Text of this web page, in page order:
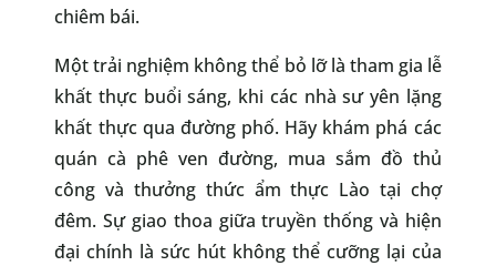
chiêm bái.
Một trải nghiệm không thể bỏ lỡ là tham gia lễ
khất thực buổi sáng, khi các nhà sư yên lặng
khất thực qua đường phố. Hãy khám phá các
quán cà phê ven đường, mua sắm đồ thủ
công và thưởng thức ẩm thực Lào tại chợ
đêm. Sự giao thoa giữa truyền thống và hiện
đại chính là sức hút không thể cưỡng lại của